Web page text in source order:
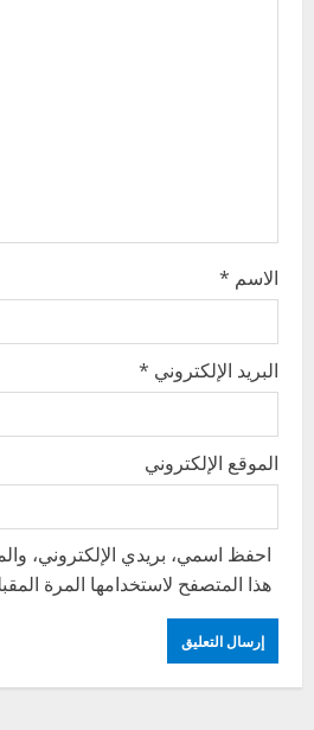
الاسم *
البريد الإلكتروني *
الموقع الإلكتروني
احفظ اسمي، بريدي الإلكتروني،
هذا المتصفح لاستخدامها المرة